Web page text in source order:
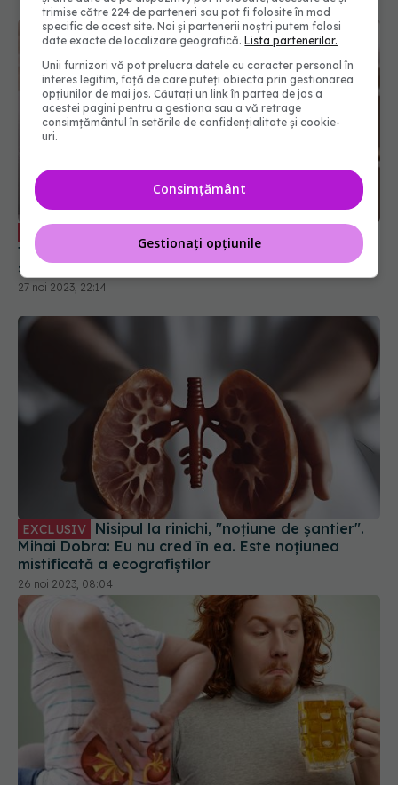
EXCLUSIV
tratament. Dr. Mihai Dobra: De la nimic până la a
scoate un rinichi!
27 noi 2023, 22:14
EXCLUSIV
Mihai Dobra: Eu nu cred în ea. Este noțiunea
mistificată a ecografiștilor
26 noi 2023, 08:04
trimise către 224 de parteneri sau pot fi folosite în mod
specific de acest site. Noi și partenerii noștri putem folosi
date exacte de localizare geografică.Lista partenerilor.
Unii furnizori vă pot prelucra datele cu caracter personal în
interes legitim, față de care puteți obiecta prin gestionarea
opțiunilor de mai jos. Căutați un link în partea de jos a
acestei pagini pentru a gestiona sau a vă retrage
consimțământul în setările de confidențialitate și cookie-
uri.
Consimțământ
Gestionați opțiunile